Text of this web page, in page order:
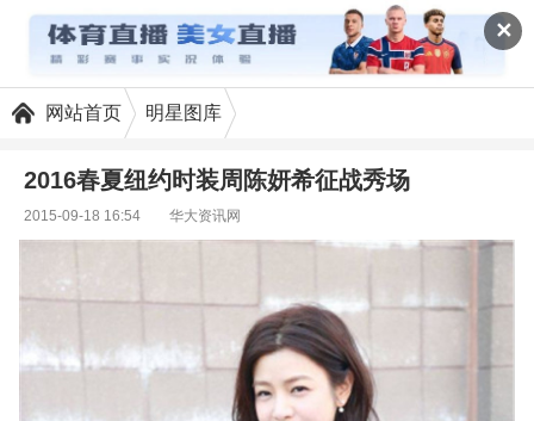
✕
网站首页 明星图库
2016春夏纽约时装周陈妍希征战秀场
2015-09-18 16:54 华大资讯网